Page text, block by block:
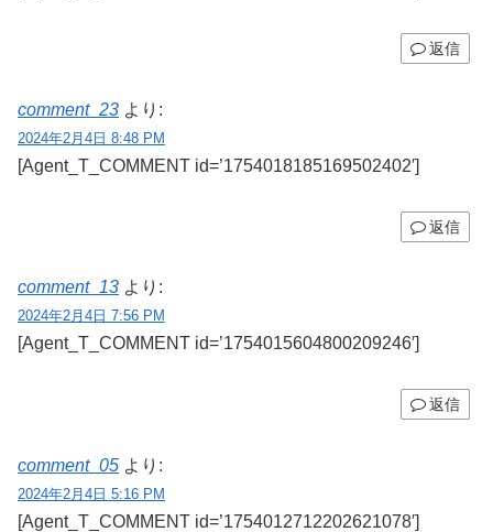
返信
comment_23 より:
2024年2月4日 8:48 PM
[Agent_T_COMMENT id=’1754018185169502402′]
返信
comment_13 より:
2024年2月4日 7:56 PM
[Agent_T_COMMENT id=’1754015604800209246′]
返信
comment_05 より:
2024年2月4日 5:16 PM
[Agent_T_COMMENT id=’1754012712202621078′]